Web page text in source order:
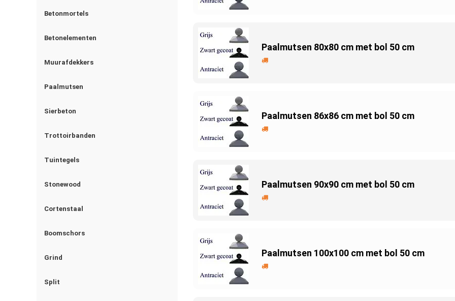
Betonmortels
Betonelementen
Muurafdekkers
Paalmutsen
Sierbeton
Trottoirbanden
Tuintegels
Stonewood
Cortenstaal
Boomschors
Grind
Split
Paalmutsen 80x80 cm met bol 50 cm
Paalmutsen 86x86 cm met bol 50 cm
Paalmutsen 90x90 cm met bol 50 cm
Paalmutsen 100x100 cm met bol 50 cm